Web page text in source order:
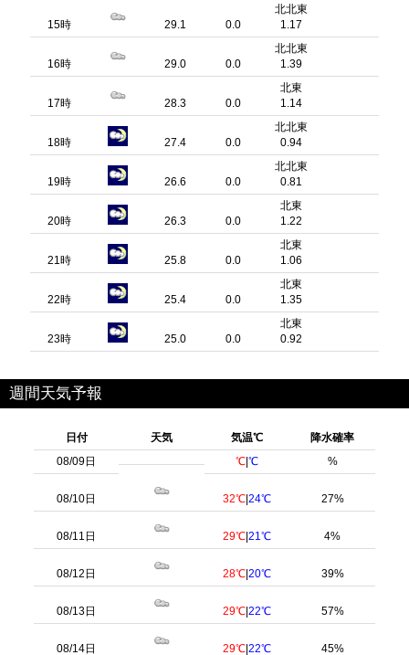
15時 29.1 0.0
北北東
1.17
16時 29.0 0.0
北北東
1.39
17時 28.3 0.0
北東
1.14
18時 27.4 0.0
北北東
0.94
19時 26.6 0.0
北北東
0.81
20時 26.3 0.0
北東
1.22
21時 25.8 0.0
北東
1.06
22時 25.4 0.0
北東
1.35
23時 25.0 0.0
北東
0.92
週間天気予報
日付 天気 気温℃ 降水確率
08/09日 ℃ |℃ %
08/10日 32℃ |24℃ 27%
08/11日 29℃ |21℃ 4%
08/12日 28℃ |20℃ 39%
08/13日 29℃ |22℃ 57%
08/14日 29℃ |22℃ 45%